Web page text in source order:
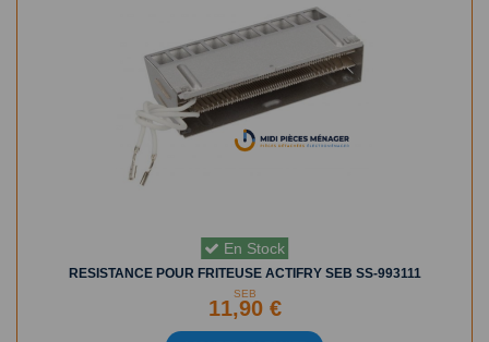
En Stock
RESISTANCE POUR FRITEUSE ACTIFRY SEB SS-993111
SEB
11,90 €